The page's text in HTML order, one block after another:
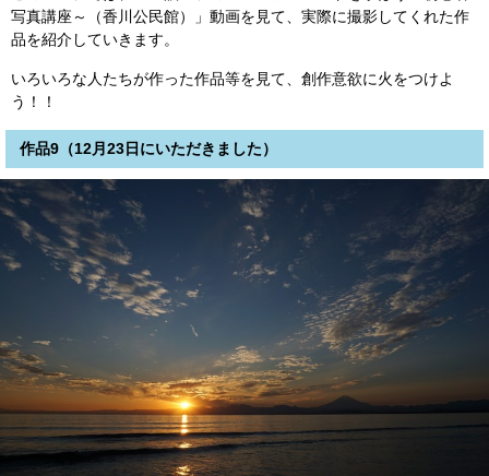
写真講座～（香川公民館）」動画を見て、実際に撮影してくれた作
品を紹介していきます。
いろいろな人たちが作った作品等を見て、創作意欲に火をつけよ
う！！
作品9（12月23日にいただきました）